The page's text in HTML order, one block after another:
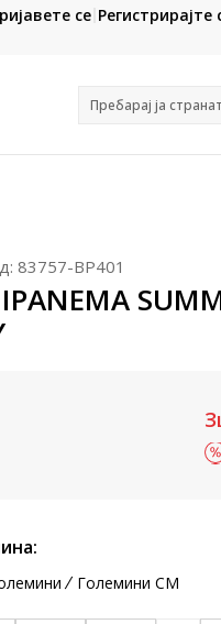
CLICK &
со картичка online и
се Регистрирајте
Пребарај ја
83757-BP401
Големини CM